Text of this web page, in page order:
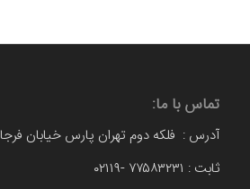
تماس با ما:
آدرس : فلکه دوم تهران پارس خیابان فرجام
ثابت : ۷۷۵۸۳۲۳۱ -۰۲۱۱۹